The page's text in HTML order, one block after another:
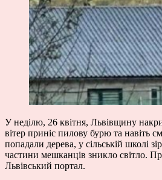
У неділю, 26 квітня, Львівщину
вітер приніс пилову бурю та навіть
попадали дерева, у сільській школі
частини мешканців зникло світло.
Львівський портал.